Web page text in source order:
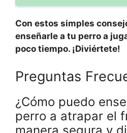
Con estos simples
enseñarle a tu perro a
poco tiempo. ¡Diviértete!
Preguntas
¿Cómo puedo
perro a atrapar el
manera segura y